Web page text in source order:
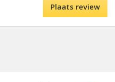
Plaats review